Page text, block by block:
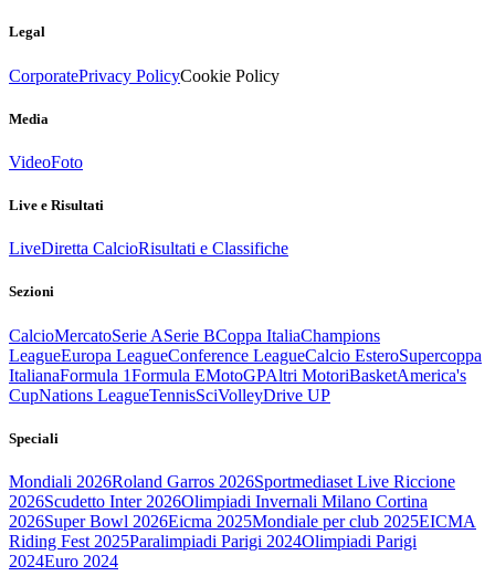
Legal
CorporatePrivacy PolicyCookie Policy
Media
VideoFoto
Live e Risultati
LiveDiretta CalcioRisultati e Classifiche
Sezioni
CalcioMercatoSerie ASerie BCoppa ItaliaChampions
LeagueEuropa LeagueConference LeagueCalcio EsteroSupercoppa
ItalianaFormula 1Formula EMotoGPAltri MotoriBasketAmerica's
CupNations LeagueTennisSciVolleyDrive UP
Speciali
Mondiali 2026Roland Garros 2026Sportmediaset Live Riccione
2026Scudetto Inter 2026Olimpiadi Invernali Milano Cortina
2026Super Bowl 2026Eicma 2025Mondiale per club 2025EICMA
Riding Fest 2025Paralimpiadi Parigi 2024Olimpiadi Parigi
2024Euro 2024